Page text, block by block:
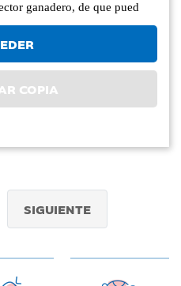
ganadero, de que pued
COPIA
SIGUIENTE